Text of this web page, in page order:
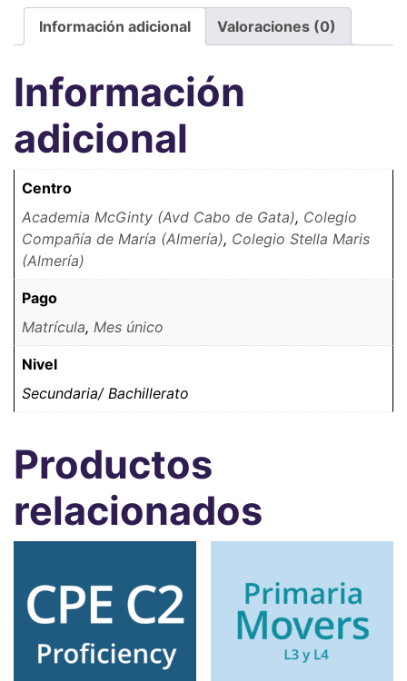
Información adicional Valoraciones (0)
Información
adicional
Centro
Academia McGinty (Avd Cabo de Gata), Colegio
Compañía de María (Almería), Colegio Stella Maris
(Almería)
Pago
Matrícula, Mes único
Nivel
Secundaria/ Bachillerato
Productos
relacionados